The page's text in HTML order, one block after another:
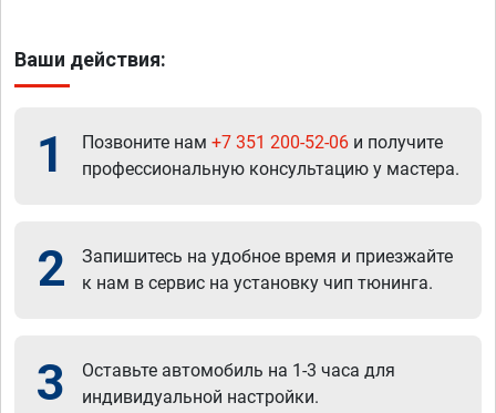
Ваши действия:
1 Позвоните нам +7 351 200-52-06 и получите
профессиональную консультацию у мастера.
2
Запишитесь на удобное время и приезжайте
к нам в сервис на установку чип тюнинга.
3
Оставьте автомобиль на 1-3 часа для
индивидуальной настройки.